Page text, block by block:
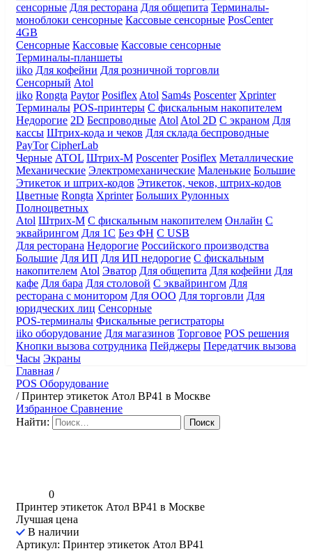
сенсорные Для ресторана Для общепита Терминалы-
моноблоки сенсорные Кассовые сенсорные PosCenter
4GB
Сенсорные Кассовые Кассовые сенсорные
Терминалы-планшеты
iiko Для кофейни Для розничной торговли
Сенсорный Atol
iiko Rongta Paytor Posiflex Atol Sam4s Poscenter Xprinter
Терминалы POS-принтеры С фискальным накопителем
Недорогие 2D Беспроводные Atol Atol 2D С экраном Для
кассы Штрих-кода и чеков Для склада беспроводные
PayTor CipherLab
Черные ATOL Штрих-М Poscenter Posiflex Металлические
Механические Электромеханические Маленькие Большие
Этикеток и штрих-кодов Этикеток, чеков, штрих-кодов
Цветные Rongta Xprinter Больших Рулонных
Полноцветных
Atol Штрих-М С фискальным накопителем Онлайн С
эквайрингом Для 1С Без ФН С USB
Для ресторана Недорогие Российского производства
Большие Для ИП Для ИП недорогие С фискальным
накопителем Atol Эватор Для общепита Для кофейни Для
кафе Для бара Для столовой С эквайрингом Для
ресторана с монитором Для ООО Для торговли Для
юридческих лиц Сенсорные
POS-терминалы Фискальные регистраторы
iiko оборудование Для магазинов Торговое POS решения
Кнопки вызова сотрудника Пейджеры Передатчик вызова
Часы Экраны
Главная /
POS Оборудование
/Принтер этикеток Атол ВР41 в Москве
Избранное Сравнение
Найти:
0
Принтер этикеток Атол ВР41 в Москве
Лучшая цена
В наличии
Артикул: Принтер этикеток Атол ВР41